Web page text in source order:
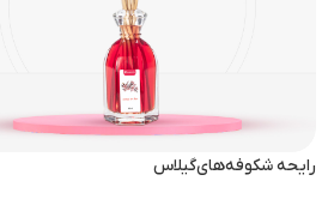
رایحه شکوفه‌های‌گیلاس